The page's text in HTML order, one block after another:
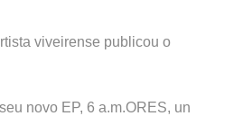
viveirense publicou o
novo EP, 6 a.m.ORES, un